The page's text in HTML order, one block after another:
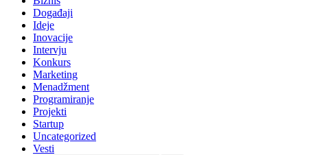
Događaji
Ideje
Inovacije
Intervju
Konkurs
Marketing
Menadžment
Programiranje
Projekti
Startup
Uncategorized
Vesti